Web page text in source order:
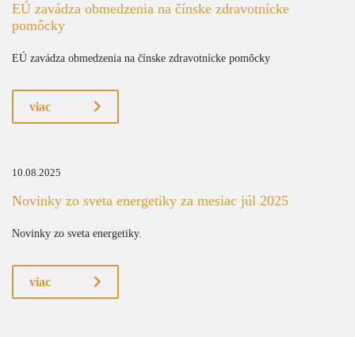
EÚ zavádza obmedzenia na čínske zdravotnícke
pomôcky
EÚ zavádza obmedzenia na čínske zdravotnícke pomôcky
viac
10.08.2025
Novinky zo sveta energetiky za mesiac júl 2025
Novinky zo sveta energetiky.
viac